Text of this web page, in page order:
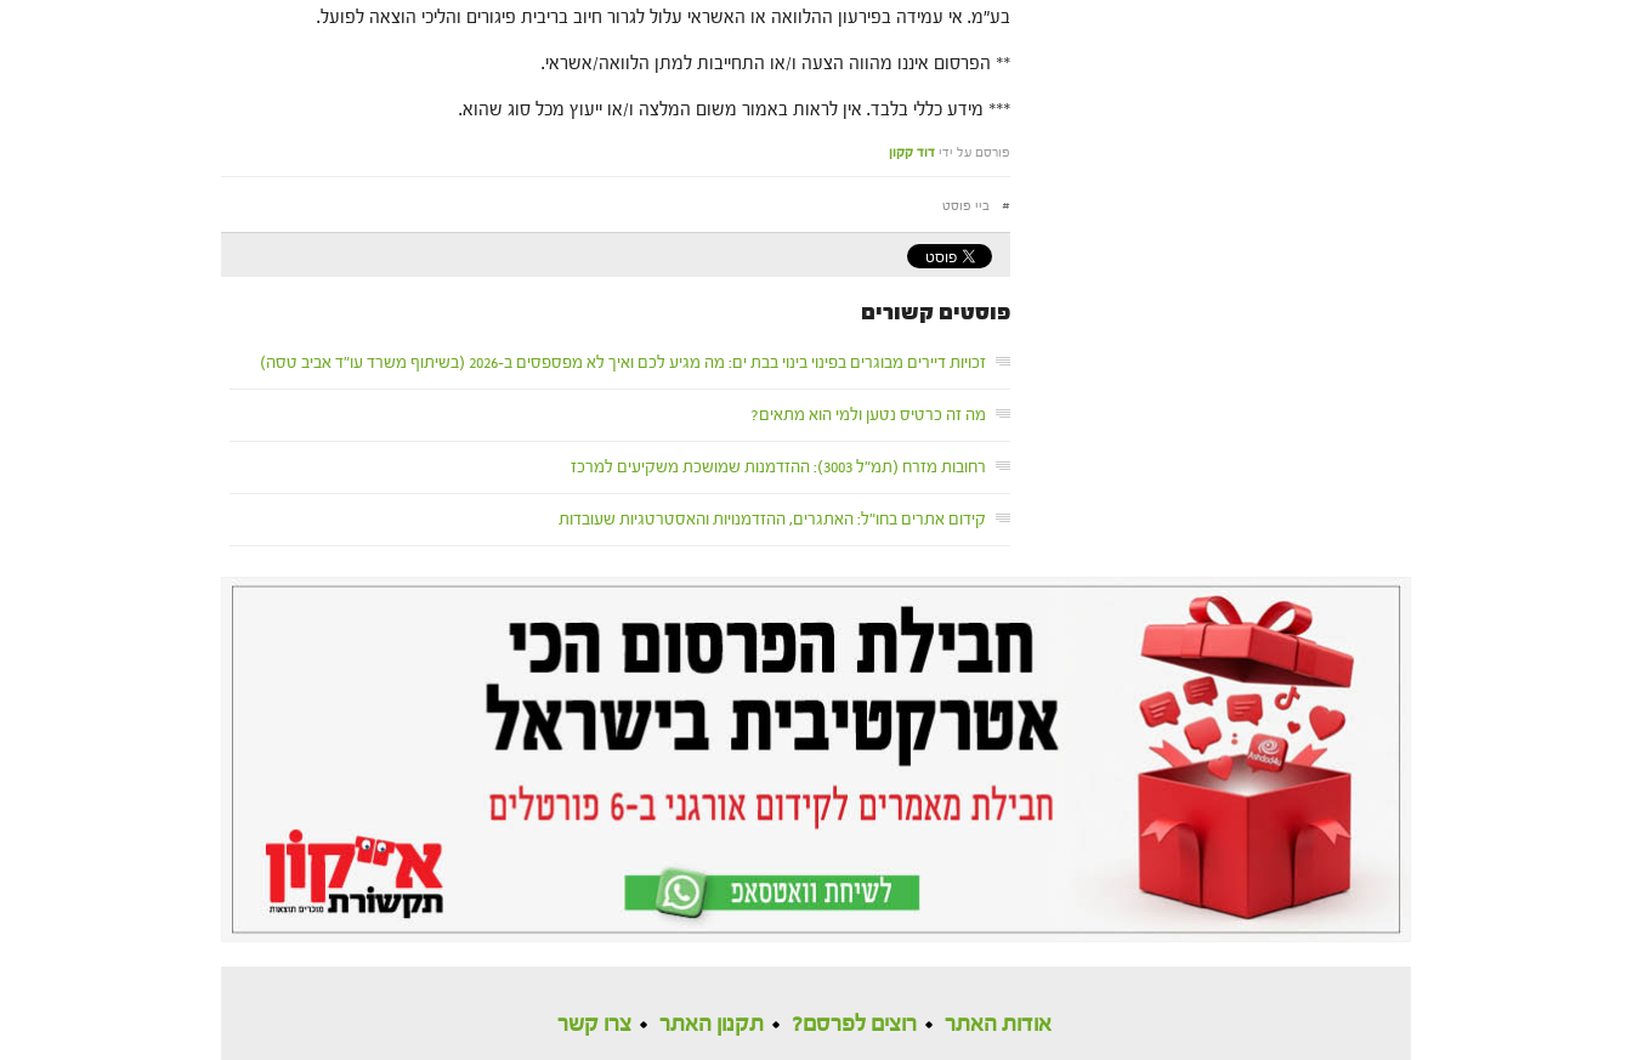
בע"מ. אי עמידה בפירעון ההלוואה או האשראי עלול לגרור חיוב בריבית פיגורים והליכי הוצאה לפועל.
** הפרסום איננו מהווה הצעה ו/או התחייבות למתן הלוואה/אשראי.
*** מידע כללי בלבד. אין לראות באמור משום המלצה ו/או ייעוץ מכל סוג שהוא.
פורסם על ידי דוד קקון
# ביי פוסט
פוסטים קשורים
זכויות דיירים מבוגרים בפינוי בינוי בבת ים: מה מגיע לכם ואיך לא מפספסים ב-2026 (בשיתוף משרד עו"ד אביב טסה)
מה זה כרטיס נטען ולמי הוא מתאים?
רחובות מזרח (תמ"ל 3003): ההזדמנות שמושכת משקיעים למרכז
קידום אתרים בחו"ל: האתגרים, ההזדמנויות והאסטרטגיות שעובדות
אודות האתר רוצים לפרסם? תקנון האתר צרו קשר